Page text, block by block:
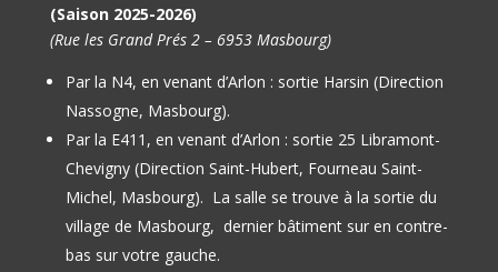
(Saison 2025-2026)
(Rue les Grand Prés 2 – 6953 Masbourg)
Par la N4, en venant d’Arlon : sortie Harsin (Direction
Nassogne, Masbourg).
Par la E411, en venant d’Arlon : sortie 25 Libramont-
Chevigny (Direction Saint-Hubert, Fourneau Saint-
Michel, Masbourg). La salle se trouve à la sortie du
village de Masbourg, dernier bâtiment sur en contre-
bas sur votre gauche.